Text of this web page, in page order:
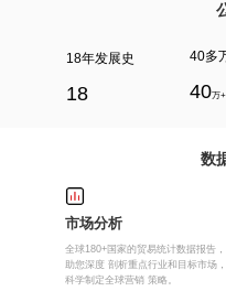
18年发展史
18
40多
40万+
数
市场分析
全球180+国家的贸易统计数据报告，
助您深度 剖析重点行业和目标市场，
科学制定全球营销 策略。